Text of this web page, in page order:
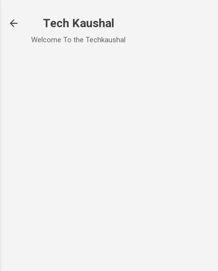
Tech Kaushal
Welcome To the Techkaushal